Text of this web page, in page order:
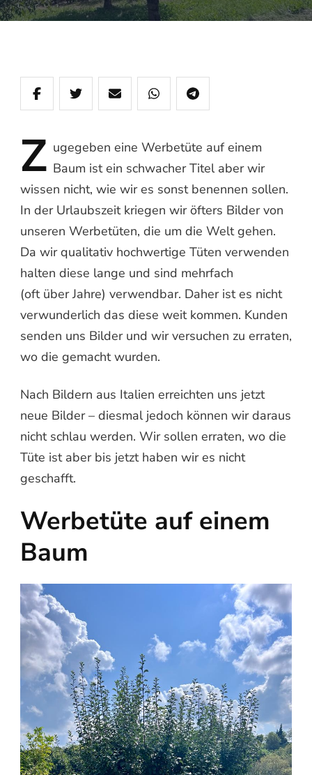
Z ugegeben eine Werbetüte auf einem
Baum ist ein schwacher Titel aber wir
wissen nicht, wie wir es sonst benennen sollen.
In der Urlaubszeit kriegen wir öfters Bilder von
unseren Werbetüten, die um die Welt gehen.
Da wir qualitativ hochwertige Tüten verwenden
halten diese lange und sind mehrfach
(oft über Jahre) verwendbar. Daher ist es nicht
verwunderlich das diese weit kommen. Kunden
senden uns Bilder und wir versuchen zu erraten,
wo die gemacht wurden.
Nach Bildern aus Italien erreichten uns jetzt
neue Bilder – diesmal jedoch können wir daraus
nicht schlau werden. Wir sollen erraten, wo die
Tüte ist aber bis jetzt haben wir es nicht
geschafft.
Werbetüte auf einem
Baum